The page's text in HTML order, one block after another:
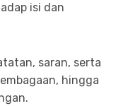
isi dan
saran, serta
hingga